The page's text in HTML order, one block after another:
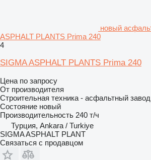
новый
ASPHALT PLANTS Prima 240
4
SIGMA ASPHALT PLANTS Prima 240
Цена по запросу
От производителя
Строительная техника - асфальтный завод
Состояние новый
Производительность 240 т/ч
Турция, Ankara / Turkiye
SIGMA ASPHALT PLANT
Связаться с продавцом